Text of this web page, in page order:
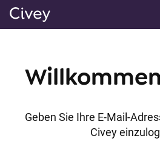
t
n
Geben Sie Ihre E-Mail-
Civey